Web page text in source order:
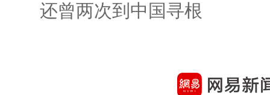
还曾两次到中国寻根